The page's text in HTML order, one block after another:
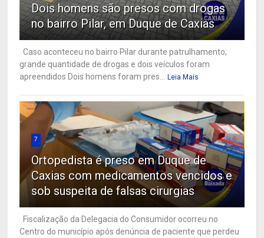
Dois homens são presos com drogas
no bairro Pilar, em Duque de Caxias
Caso aconteceu no bairro Pilar durante patrulhamento;
grande quantidade de drogas e dois veículos foram
apreendidos Dois homens foram pres...
Leia Mais
7
Ortopedista é preso em Duque de
Caxias com medicamentos vencidos e
sob suspeita de falsas cirurgias
Fiscalização da Delegacia do Consumidor ocorreu no
Centro do município após denúncia de paciente que perdeu